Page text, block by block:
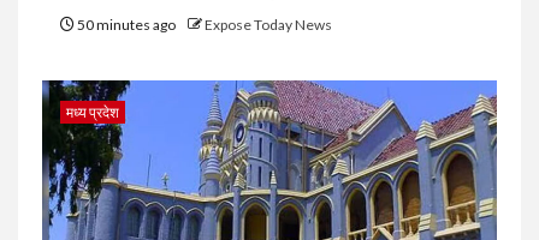
50 minutes ago Expose Today News
मध्य प्रदेश